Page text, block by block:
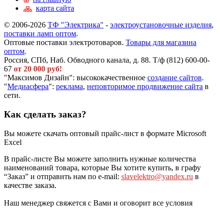
карта сайта
© 2006-2026 ТФ "Электрика" - электроустановочные изделия,
поставки ламп оптом.
Оптовые поставки электротоваров. Товары для магазина
оптом.
Россия, СПб, Наб. Обводного канала, д. 88. Т/ф (812) 600-00-
67 от 20 000 руб!
"Максимов Дизайн": высококачественное создание сайтов.
"Медиасфера": реклама, неповторимое продвижение сайта в
сети.
Как сделать заказ?
Вы можете скачать оптовый прайс-лист в формате Microsoft
Excel
В прайс-листе Вы можете заполнить нужные количества
наименований товара, которые Вы хотите купить, в графу
“Заказ” и отправить нам по e-mail: slavelektro@yandex.ru в
качестве заказа.
Наш менеджер свяжется с Вами и оговорит все условия